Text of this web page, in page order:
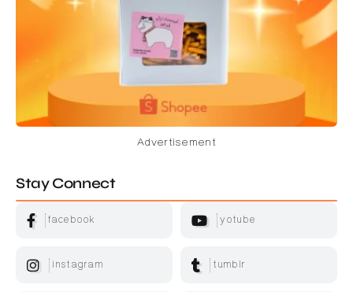
Advertisement
Stay Connect
facebook yotube
instagram tumblr